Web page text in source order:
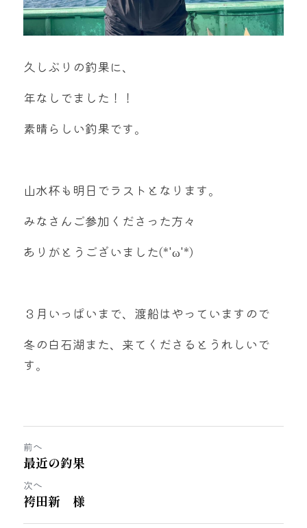
久しぶりの釣果に、
年なしでました！！
素晴らしい釣果です。
山水杯も明日でラストとなります。
みなさんご参加くださった方々
ありがとうございました(*'ω'*)
３月いっぱいまで、渡船はやっていますので
冬の白石湖また、来てくださるとうれしいで
す。
前へ
最近の釣果
次へ
袴田新 様